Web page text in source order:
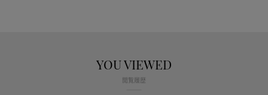
YOU VIEWED
閲覧履歴